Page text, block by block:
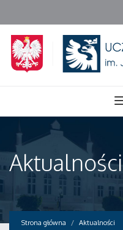
Aktualności
Strona główna Aktualności